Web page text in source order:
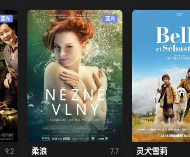
蓝光
9.2
蓝光
柔浪 7.7 灵犬雪莉